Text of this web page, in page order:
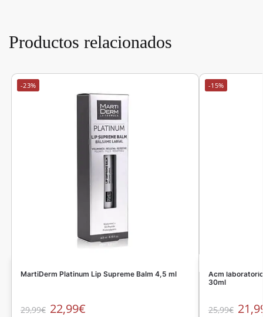
Productos relacionados
-23%
MartiDerm Platinum Lip Supreme Balm 4,5 ml
29,99€ 22,99€
-15%
Acm
30ml
25,99€